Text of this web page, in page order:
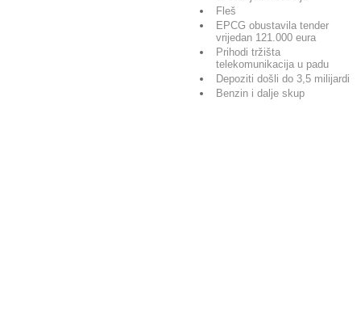
Fleš
EPCG obustavila tender
vrijedan 121.000 eura
Prihodi tržišta
telekomunikacija u padu
Depoziti došli do 3,5 milijardi
Benzin i dalje skup